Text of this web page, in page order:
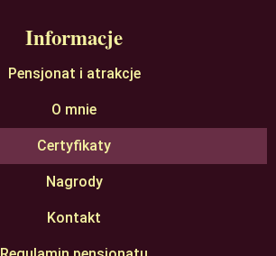
Informacje
Pensjonat i atrakcje
O mnie
Certyfikaty
Nagrody
Kontakt